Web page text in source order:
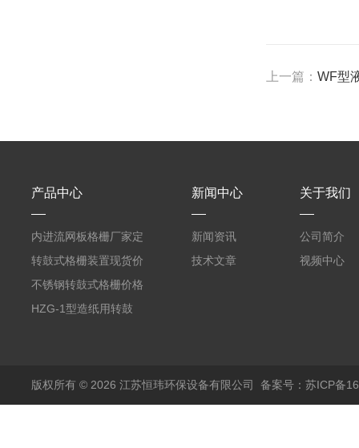
上一篇：WF型
产品中心
内进流网板格栅厂家定
制
转鼓式格栅装置现货价
格
不锈钢转鼓式格栅价格
HZG-1型造纸用转鼓
新闻中心
新闻资讯
技术文章
关于我们
公司简介
视频中心
版权所有 © 2026 江苏恒玮环保设备有限公司 备案号：苏ICP备